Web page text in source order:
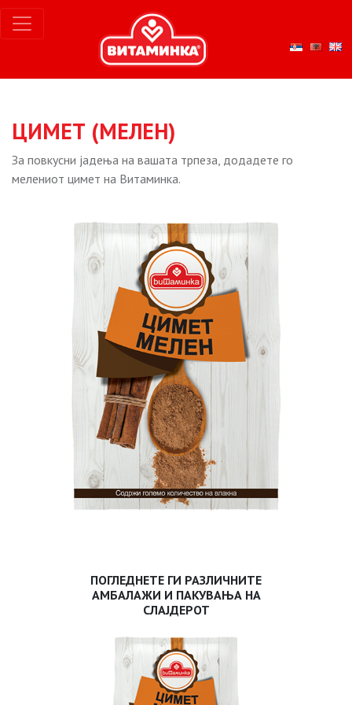
ЦИМЕТ (МЕЛЕН)
За повкусни јадења на вашата трпеза, додадете го
мелениот цимет на Витаминка.
ПОГЛЕДНЕТЕ ГИ РАЗЛИЧНИТЕ
АМБАЛАЖИ И ПАКУВАЊА НА
СЛАЈДЕРОТ